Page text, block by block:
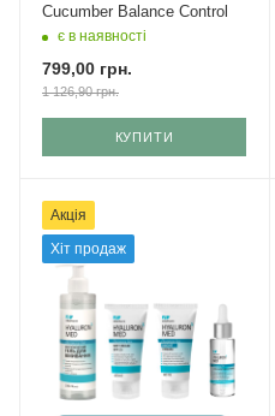
Cucumber Balance Control
є в наявності
799,00 грн.
1 126,90грн.
КУПИТИ
Акція
Хіт продаж